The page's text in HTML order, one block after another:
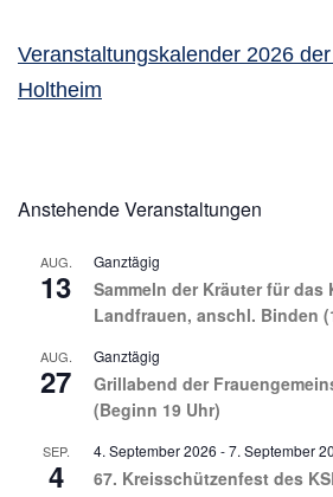
Veranstaltungskalender 2026
Holtheim
Anstehende Veranstaltungen
AUG.
13
Ganztägig
Sammeln der Kräuter für das
Landfrauen, anschl. Binden
AUG.
27
Ganztägig
Grillabend der
(Beginn 19 Uhr)
SEP.
4
4. September 2026 -7. September
67. Kreisschützenfest des